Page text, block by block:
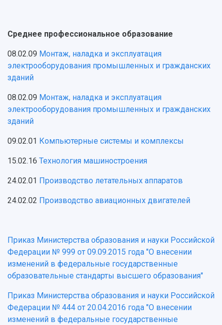
Среднее профессиональное образование
08.02.09 Монтаж, наладка и эксплуатация
электрооборудования промышленных и гражданских
зданий
08.02.09 Монтаж, наладка и эксплуатация
электрооборудования промышленных и гражданских
зданий
09.02.01 Компьютерные системы и комплексы
15.02.16 Технология машиностроения
24.02.01 Производство летательных аппаратов
24.02.02 Производство авиационных двигателей
Приказ Министерства образования и науки Российской
Федерации № 999 от 09.09.2015 года "О внесении
изменений в федеральные государственные
образовательные стандарты высшего образования"
Приказ Министерства образования и науки Российской
Федерации № 444 от 20.04.2016 года "О внесении
изменений в федеральные государственные